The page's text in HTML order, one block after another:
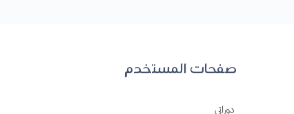
صفحات المستخدم
دوراتي